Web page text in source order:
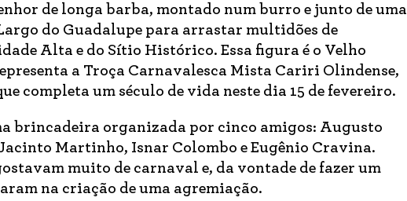
de longa barba, montado num burro e junto de uma
do Guadalupe para arrastar multidões de
Alta e do Sítio Histórico. Essa figura é o Velho
a Troça Carnavalesca Mista Cariri Olindense,
completa um século de vida neste dia 15 de fevereiro.
brincadeira organizada por cinco amigos: Augusto
Martinho, Isnar Colombo e Eugênio Cravina.
muito de carnaval e, da vontade de fazer um
na criação de uma agremiação.